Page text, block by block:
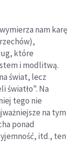
nam karę
które
i modlitwą.
świat, lecz
światło". Na
tego nie
na tym
ponad
itd., ten